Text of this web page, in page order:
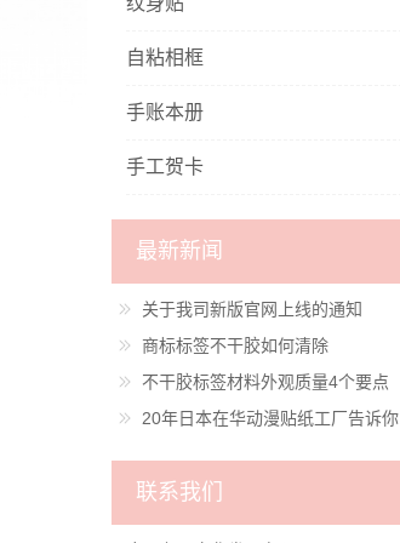
自粘相框
手账本册
手工贺卡
最新新闻
关于我司新版官网上线的通知
商标标签不干胶如何清除
不干胶标签材料外观质量4个要点
联系我们